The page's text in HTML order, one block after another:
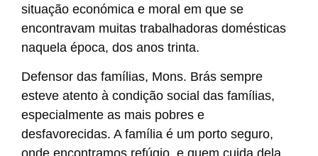
situação económica e moral em que se
encontravam muitas trabalhadoras domésticas
naquela época, dos anos trinta.
Defensor das famílias, Mons. Brás sempre
esteve atento à condição social das famílias,
especialmente as mais pobres e
desfavorecidas. A família é um porto seguro,